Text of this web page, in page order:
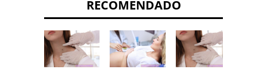
RECOMENDADO